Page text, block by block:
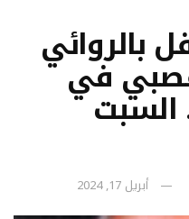
بالروائي
في
السبت
أبريل 17, 2024